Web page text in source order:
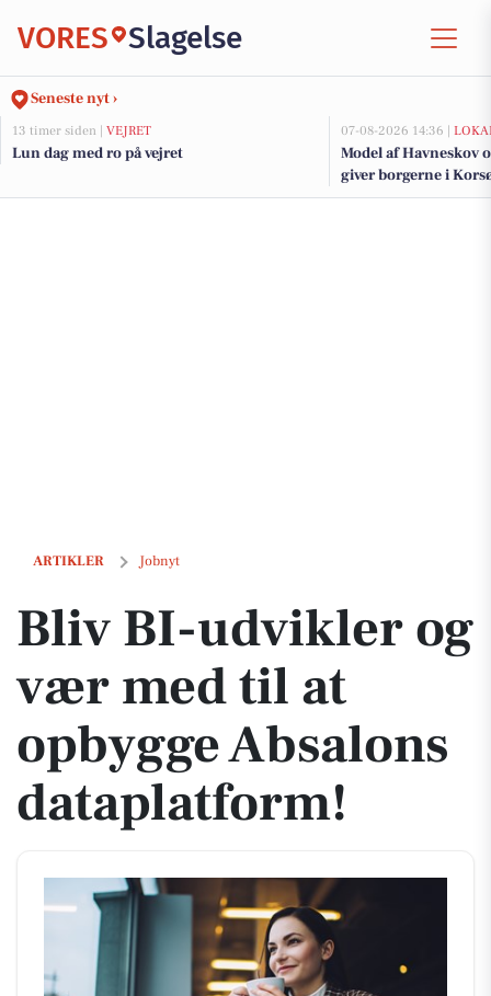
VORES Slagelse
Seneste nyt ›
13 timer siden | VEJRET
Lun dag med ro på vejret
07-08-2026 14:36 |
Model af Havneskov
giver borgerne i
kommende projekt
ARTIKLER Jobnyt
Bliv BI-udvikler og vær med til at opbygge Absalons dataplatform!
Bliv BI-udvikler og
vær med til at
opbygge Absalons
dataplatform!